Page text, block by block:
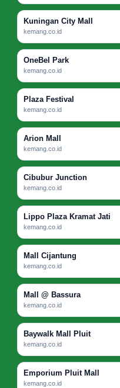
Kuningan City Mall
kemang.co.id
OneBel Park
kemang.co.id
Plaza Festival
kemang.co.id
Arion Mall
kemang.co.id
Cibubur Junction
kemang.co.id
Lippo Plaza Kramat Jati
kemang.co.id
Mall Cijantung
kemang.co.id
Mall @ Bassura
kemang.co.id
Baywalk Mall Pluit
kemang.co.id
Emporium Pluit Mall
kemang.co.id